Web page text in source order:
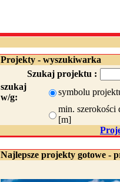
Projekty - wyszukiwarka
Szukaj projektu :
szukaj
w/g:
symbolu
min. szerokości
[m]
Najlepsze projekty gotowe -